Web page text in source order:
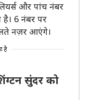
और पांच नंबर
6 नंबर पर
नज़र आएंगे।
है
सुंदर को